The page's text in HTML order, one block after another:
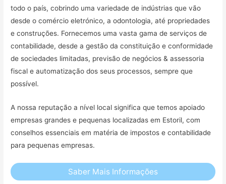
todo o país, cobrindo uma variedade de indústrias que vão
desde o comércio eletrónico, a odontologia, até propriedades
e construções. Fornecemos uma vasta gama de serviços de
contabilidade, desde a gestão da constituição e conformidade
de sociedades limitadas, previsão de negócios & assessoria
fiscal e automatização dos seus processos, sempre que
possível.
A nossa reputação a nível local significa que temos apoiado
empresas grandes e pequenas localizadas em Estoril, com
conselhos essenciais em matéria de impostos e contabilidade
para pequenas empresas.
Saber Mais Informações